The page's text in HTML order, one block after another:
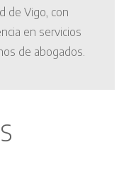
de Vigo, con
en servicios
de abogados.